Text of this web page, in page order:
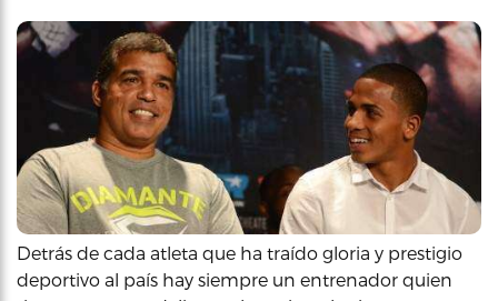
Detrás de cada atleta que ha traído gloria y prestigio
deportivo al país hay siempre un entrenador quien